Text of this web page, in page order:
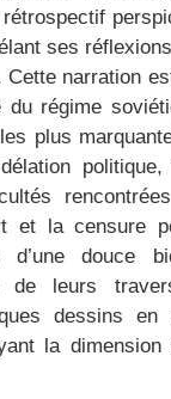
ses
narration
du régime
plus
et la censure
d’une douce
de leurs
dessins
la